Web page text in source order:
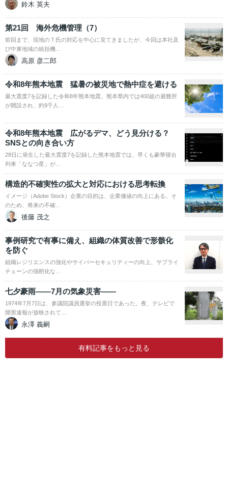
鈴木 英夫
第21回 海外危機管理（7）
前回まで、現地のＴ氏の対応を中心に見てきましたが、今回は本社及
び中東地域の統括機…
高原 彦二郎
令和8年熊本地震 猛暑の被災地で熱中症を避ける
最大震度7を記録した令和8年熊本地震。熊本県内では400超の避難所
が開設され、約9千人…
令和8年熊本地震 広がるデマ、どう見分ける？
SNSとの向き合い方
28日に発生した最大震度7を記録した熊本地震では、早くも豪華寝台
列車「ななつ星」が…
構造的不確実性の拡大と対応における思考転換
イメージ（Adobe Stock）企業の目的は、企業価値の向上にある。そ
のため、将来の不確…
後藤 茂之
事例研究で有事に備え、組織の体質改善で形骸化
を防ぐ
組織レジリエンスの強化やサイバーセキュリティーの向上、サプライ
チェーンの強靭化な…
七夕豪雨――7月の気象災害――
1974年7月7日は、参議院議員選挙の投票日であった。夜、テレビで
開票速報が放映されて…
永澤 義嗣
有料記事をもっと見る